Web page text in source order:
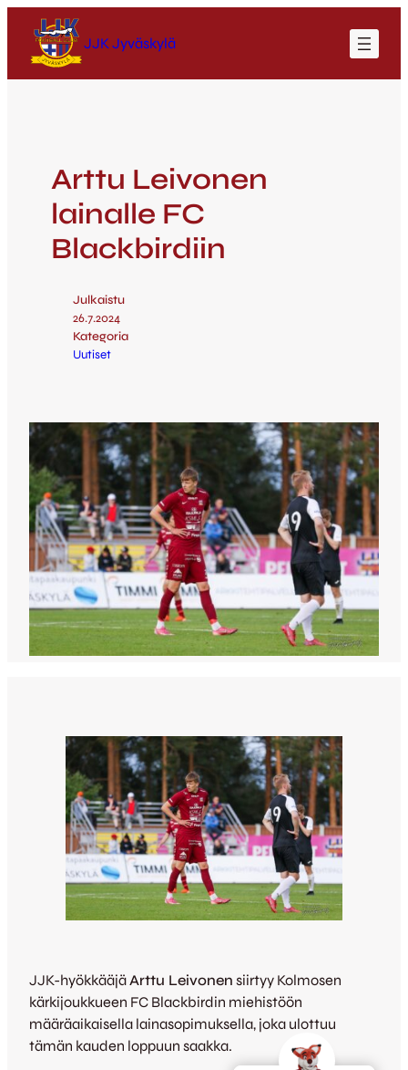
JJK Jyväskylä
Arttu Leivonen
lainalle FC
Blackbirdiin
Julkaistu
26.7.2024
Kategoria
Uutiset
JJK-hyökkääjäArttu Leivonen siirtyy Kolmosen
kärkijoukkueen FC Blackbirdin miehistöön
määräaikaisella lainasopimuksella, joka ulottuu
tämän kauden loppuun saakka.